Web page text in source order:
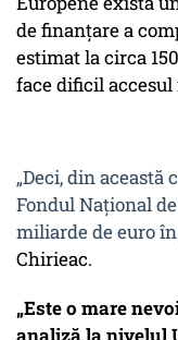
de finanțare a
estimat la circa
face dificil
„Deci, din această
Fondul Național
miliarde de euro
Chirieac.
„Este o mare